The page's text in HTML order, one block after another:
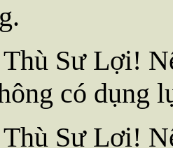
Sư Lợi!
có dụng
Sư Lợi!